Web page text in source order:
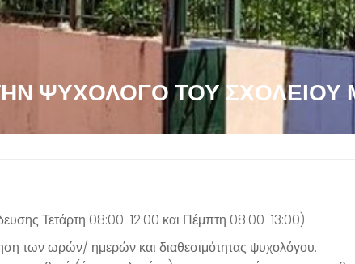
ΨΥΧΟΛΌΓΟ ΤΟΥ ΣΧΟΛΕΊΟΥ
Τετάρτη 08:00-12:00 και Πέμπτη 08:00-13:00)
των ωρών/ ημερών και διαθεσιμότητας ψυχολόγου.